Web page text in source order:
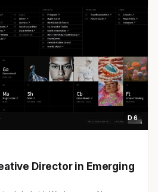
D 6
Director in Emerging